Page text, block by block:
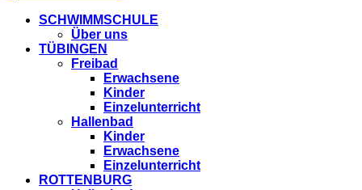
SCHWIMMSCHULE
Über uns
TÜBINGEN
Freibad
Erwachsene
Kinder
Einzelunterricht
Hallenbad
Kinder
Erwachsene
Einzelunterricht
ROTTENBURG